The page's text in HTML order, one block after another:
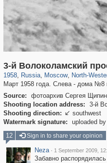
3-й Волоколамский
1958, Russia
1,406,684 29,243
, Moscow
319,864 8,286
, North-
8,080 112
Март 1958 года. Слева - дома №8
Source:
фотоархив Сергея
Shooting location address:
3-й
Shooting direction:  southwest
Watermark signature:
uploaded
12 Sign in to share your opinion
Neza · 1 September 2009,
Забавно